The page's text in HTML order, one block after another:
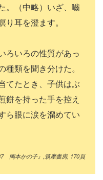
。（中略）いざ、嚙
耳を澄ます。
ろいろの性質があっ
類を聞き分けた。
てたとき、子供はぶ
餅を持った手を控え
ら眼に涙を溜めてい
岡本かの子』 ,筑摩書房, 170頁